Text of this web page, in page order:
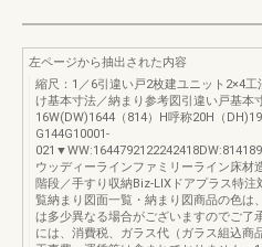
左ページから抽出された内容
縮尺：1／6引違い戸2枚建ユニット2×4工
け基本寸法／納まり参考図引違い戸基本
16W(DW)1644（814）H呼称20H（
G144G10001-
ウッディーラインファミリーライン床材
階段／手すり収納Biz-LIXドアプラス特注
覧納まり図面一覧・納まり図商品の色は
は多少異なる場合がございますのでご了
には、消費税、ガラス代（ガラス組込商